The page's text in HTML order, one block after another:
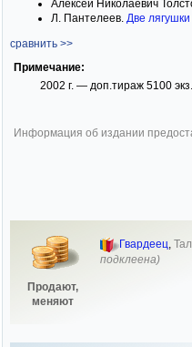
Алексей Николаевич
Л. Пантелеев. Две лягушки
сравнить >>
Примечание:
2002 г. — доп.тираж 5100
Информация об издании
Продают,
меняют
Гвардеец,
подклеена)